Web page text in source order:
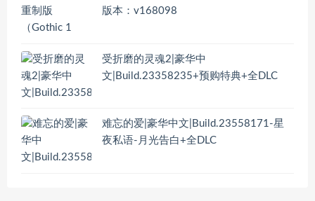
版本：v168098
受折磨的灵魂2|豪华中
文|Build.23358235+预购特典+全DLC
难忘的爱|豪华中文|Build.23558171-星
夜私语-月光告白+全DLC